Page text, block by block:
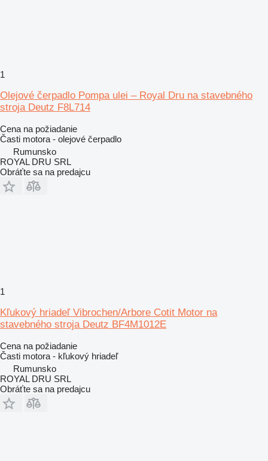
1
Olejové čerpadlo Pompa ulei – Royal Dru na stavebného
stroja Deutz F8L714
Cena na požiadanie
Časti motora - olejové čerpadlo
Rumunsko
ROYAL DRU SRL
Obráťte sa na predajcu
1
Kľukový hriadeľ Vibrochen/Arbore Cotit Motor na
stavebného stroja Deutz BF4M1012E
Cena na požiadanie
Časti motora - kľukový hriadeľ
Rumunsko
ROYAL DRU SRL
Obráťte sa na predajcu